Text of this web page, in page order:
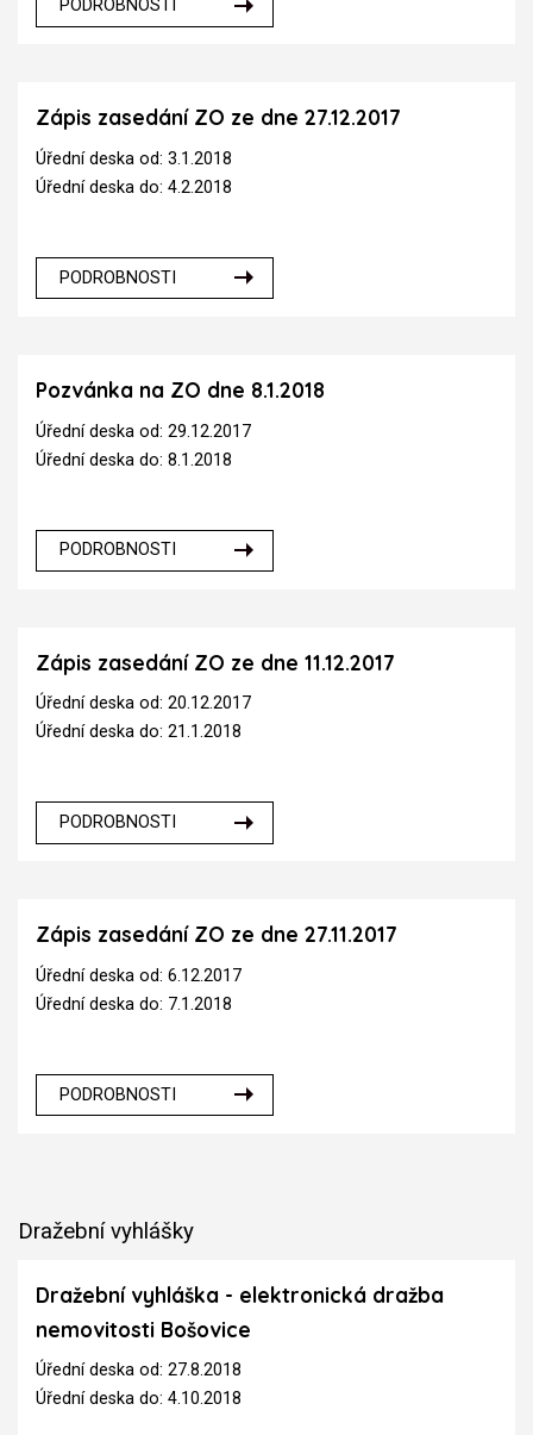
PODROBNOSTI
Zápis zasedání ZO ze dne 27.12.2017
Úřední deska od: 3.1.2018
Úřední deska do: 4.2.2018
PODROBNOSTI
Pozvánka na ZO dne 8.1.2018
Úřední deska od: 29.12.2017
Úřední deska do: 8.1.2018
PODROBNOSTI
Zápis zasedání ZO ze dne 11.12.2017
Úřední deska od: 20.12.2017
Úřední deska do: 21.1.2018
PODROBNOSTI
Zápis zasedání ZO ze dne 27.11.2017
Úřední deska od: 6.12.2017
Úřední deska do: 7.1.2018
PODROBNOSTI
Dražební vyhlášky
Dražební vyhláška - elektronická dražba
nemovitosti Bošovice
Úřední deska od: 27.8.2018
Úřední deska do: 4.10.2018